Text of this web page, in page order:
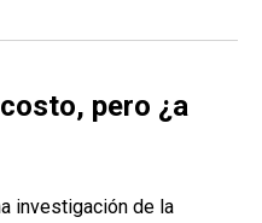
pero ¿a
investigación de la